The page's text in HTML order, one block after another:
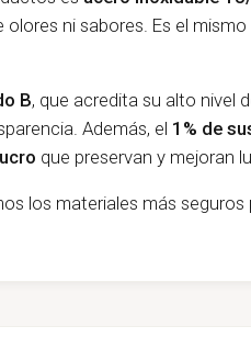
ni sabores. Es el
B, que acredita su alto nivel
Además, el 1% de
que preservan y mejoran
los materiales más